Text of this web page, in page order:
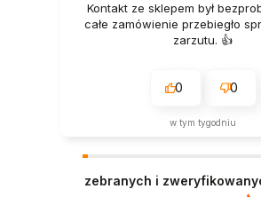
Kontakt ze sklepem był
całe zamówienie przebiegło
zarzutu. 👍️
0 0
w tym tygodniu
zebranych i